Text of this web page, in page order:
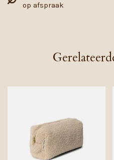
op afspraak